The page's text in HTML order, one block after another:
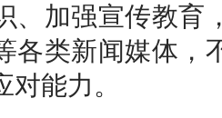
、加强宣传教育
各类新闻媒体，
能力。